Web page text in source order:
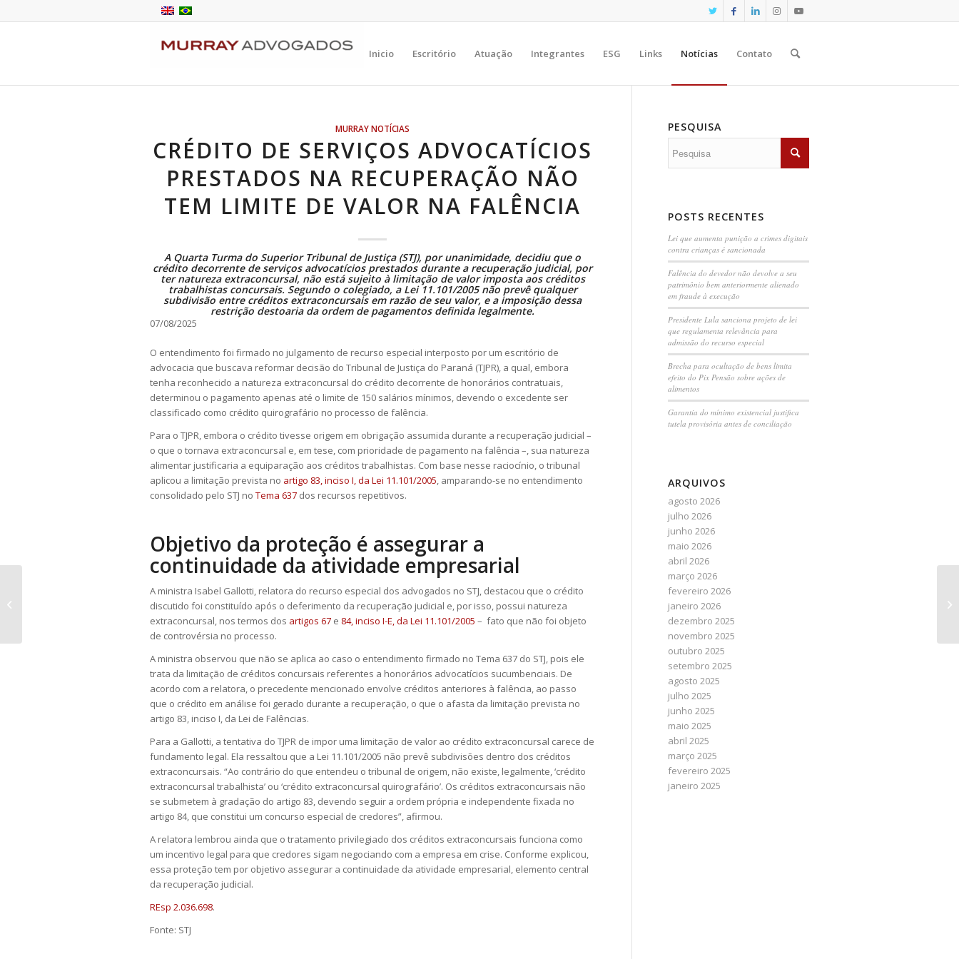
Inicio Escritório Atuação Integrantes ESG Links Notícias Contato
MURRAY NOTÍCIAS
CRÉDITO DE SERVIÇOS ADVOCATÍCIOS
PRESTADOS NA RECUPERAÇÃO NÃO
TEM LIMITE DE VALOR NA FALÊNCIA
A Quarta Turma do Superior Tribunal de Justiça (STJ), por unanimidade, decidiu que o
crédito decorrente de serviços advocatícios prestados durante a recuperação judicial, por
ter natureza extraconcursal, não está sujeito à limitação de valor imposta aos créditos
trabalhistas concursais. Segundo o colegiado, a Lei 11.101/2005 não prevê qualquer
subdivisão entre créditos extraconcursais em razão de seu valor, e a imposição dessa
restrição destoaria da ordem de pagamentos definida legalmente.
07/08/2025
O entendimento foi firmado no julgamento de recurso especial interposto por um escritório de
advocacia que buscava reformar decisão do Tribunal de Justiça do Paraná (TJPR), a qual, embora
tenha reconhecido a natureza extraconcursal do crédito decorrente de honorários contratuais,
determinou o pagamento apenas até o limite de 150 salários mínimos, devendo o excedente ser
classificado como crédito quirografário no processo de falência.
Para o TJPR, embora o crédito tivesse origem em obrigação assumida durante a recuperação judicial –
o que o tornava extraconcursal e, em tese, com prioridade de pagamento na falência –, sua natureza
alimentar justificaria a equiparação aos créditos trabalhistas. Com base nesse raciocínio, o tribunal
aplicou a limitação prevista no artigo 83, inciso I, da Lei 11.101/2005, amparando-se no entendimento
consolidado pelo STJ no Tema 637 dos recursos repetitivos.
Objetivo da proteção é assegurar a
continuidade da atividade empresarial
A ministra Isabel Gallotti, relatora do recurso especial dos advogados no STJ, destacou que o crédito
discutido foi constituído após o deferimento da recuperação judicial e, por isso, possui natureza
extraconcursal, nos termos dos artigos 67 e 84, inciso I-E, da Lei 11.101/2005 – fato que não foi objeto
de controvérsia no processo.
A ministra observou que não se aplica ao caso o entendimento firmado no Tema 637 do STJ, pois ele
trata da limitação de créditos concursais referentes a honorários advocatícios sucumbenciais. De
acordo com a relatora, o precedente mencionado envolve créditos anteriores à falência, ao passo
que o crédito em análise foi gerado durante a recuperação, o que o afasta da limitação prevista no
artigo 83, inciso I, da Lei de Falências.
Para a Gallotti, a tentativa do TJPR de impor uma limitação de valor ao crédito extraconcursal carece de
fundamento legal. Ela ressaltou que a Lei 11.101/2005 não prevê subdivisões dentro dos créditos
extraconcursais. “Ao contrário do que entendeu o tribunal de origem, não existe, legalmente, ‘crédito
extraconcursal trabalhista’ ou ‘crédito extraconcursal quirografário’. Os créditos extraconcursais não
se submetem à gradação do artigo 83, devendo seguir a ordem própria e independente fixada no
artigo 84, que constitui um concurso especial de credores”, afirmou.
A relatora lembrou ainda que o tratamento privilegiado dos créditos extraconcursais funciona como
um incentivo legal para que credores sigam negociando com a empresa em crise. Conforme explicou,
essa proteção tem por objetivo assegurar a continuidade da atividade empresarial, elemento central
da recuperação judicial.
REsp 2.036.698.
Fonte: STJ
PESQUISA
POSTS RECENTES
Lei que aumenta punição a crimes digitais
contra crianças é sancionada
Falência do devedor não devolve a seu
patrimônio bem anteriormente alienado
em fraude à execução
Presidente Lula sanciona projeto de lei
que regulamenta relevância para
admissão do recurso especial
Brecha para ocultação de bens limita
efeito do Pix Pensão sobre ações de
alimentos
Garantia do mínimo existencial justifica
tutela provisória antes de conciliação
ARQUIVOS
agosto 2026
julho 2026
junho 2026
maio 2026
abril 2026
março 2026
fevereiro 2026
janeiro 2026
dezembro 2025
novembro 2025
outubro 2025
setembro 2025
agosto 2025
julho 2025
junho 2025
maio 2025
abril 2025
março 2025
fevereiro 2025
janeiro 2025
repercussão geral sobre início da
e